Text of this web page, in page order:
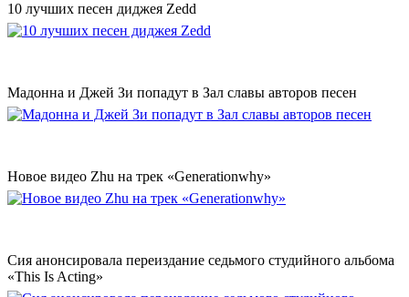
10 лучших песен диджея Zedd
Мадонна и Джей Зи попадут в Зал славы авторов песен
Новое видео Zhu на трек «Generationwhy»
Сия анонсировала переиздание седьмого студийного альбома
«This Is Acting»